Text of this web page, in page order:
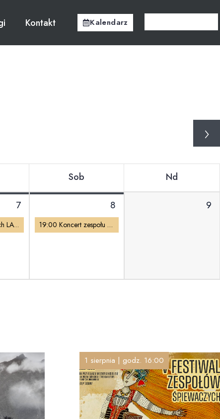
Kontakt Kalendarz
›
Sob Nd
7
Lato Muz Wszelakich LATO 2.6 | Kino Familijne
8
19:00 Koncert zespołu LOS DIVORCEROS
9
1 sierpnia | godz. 16:00